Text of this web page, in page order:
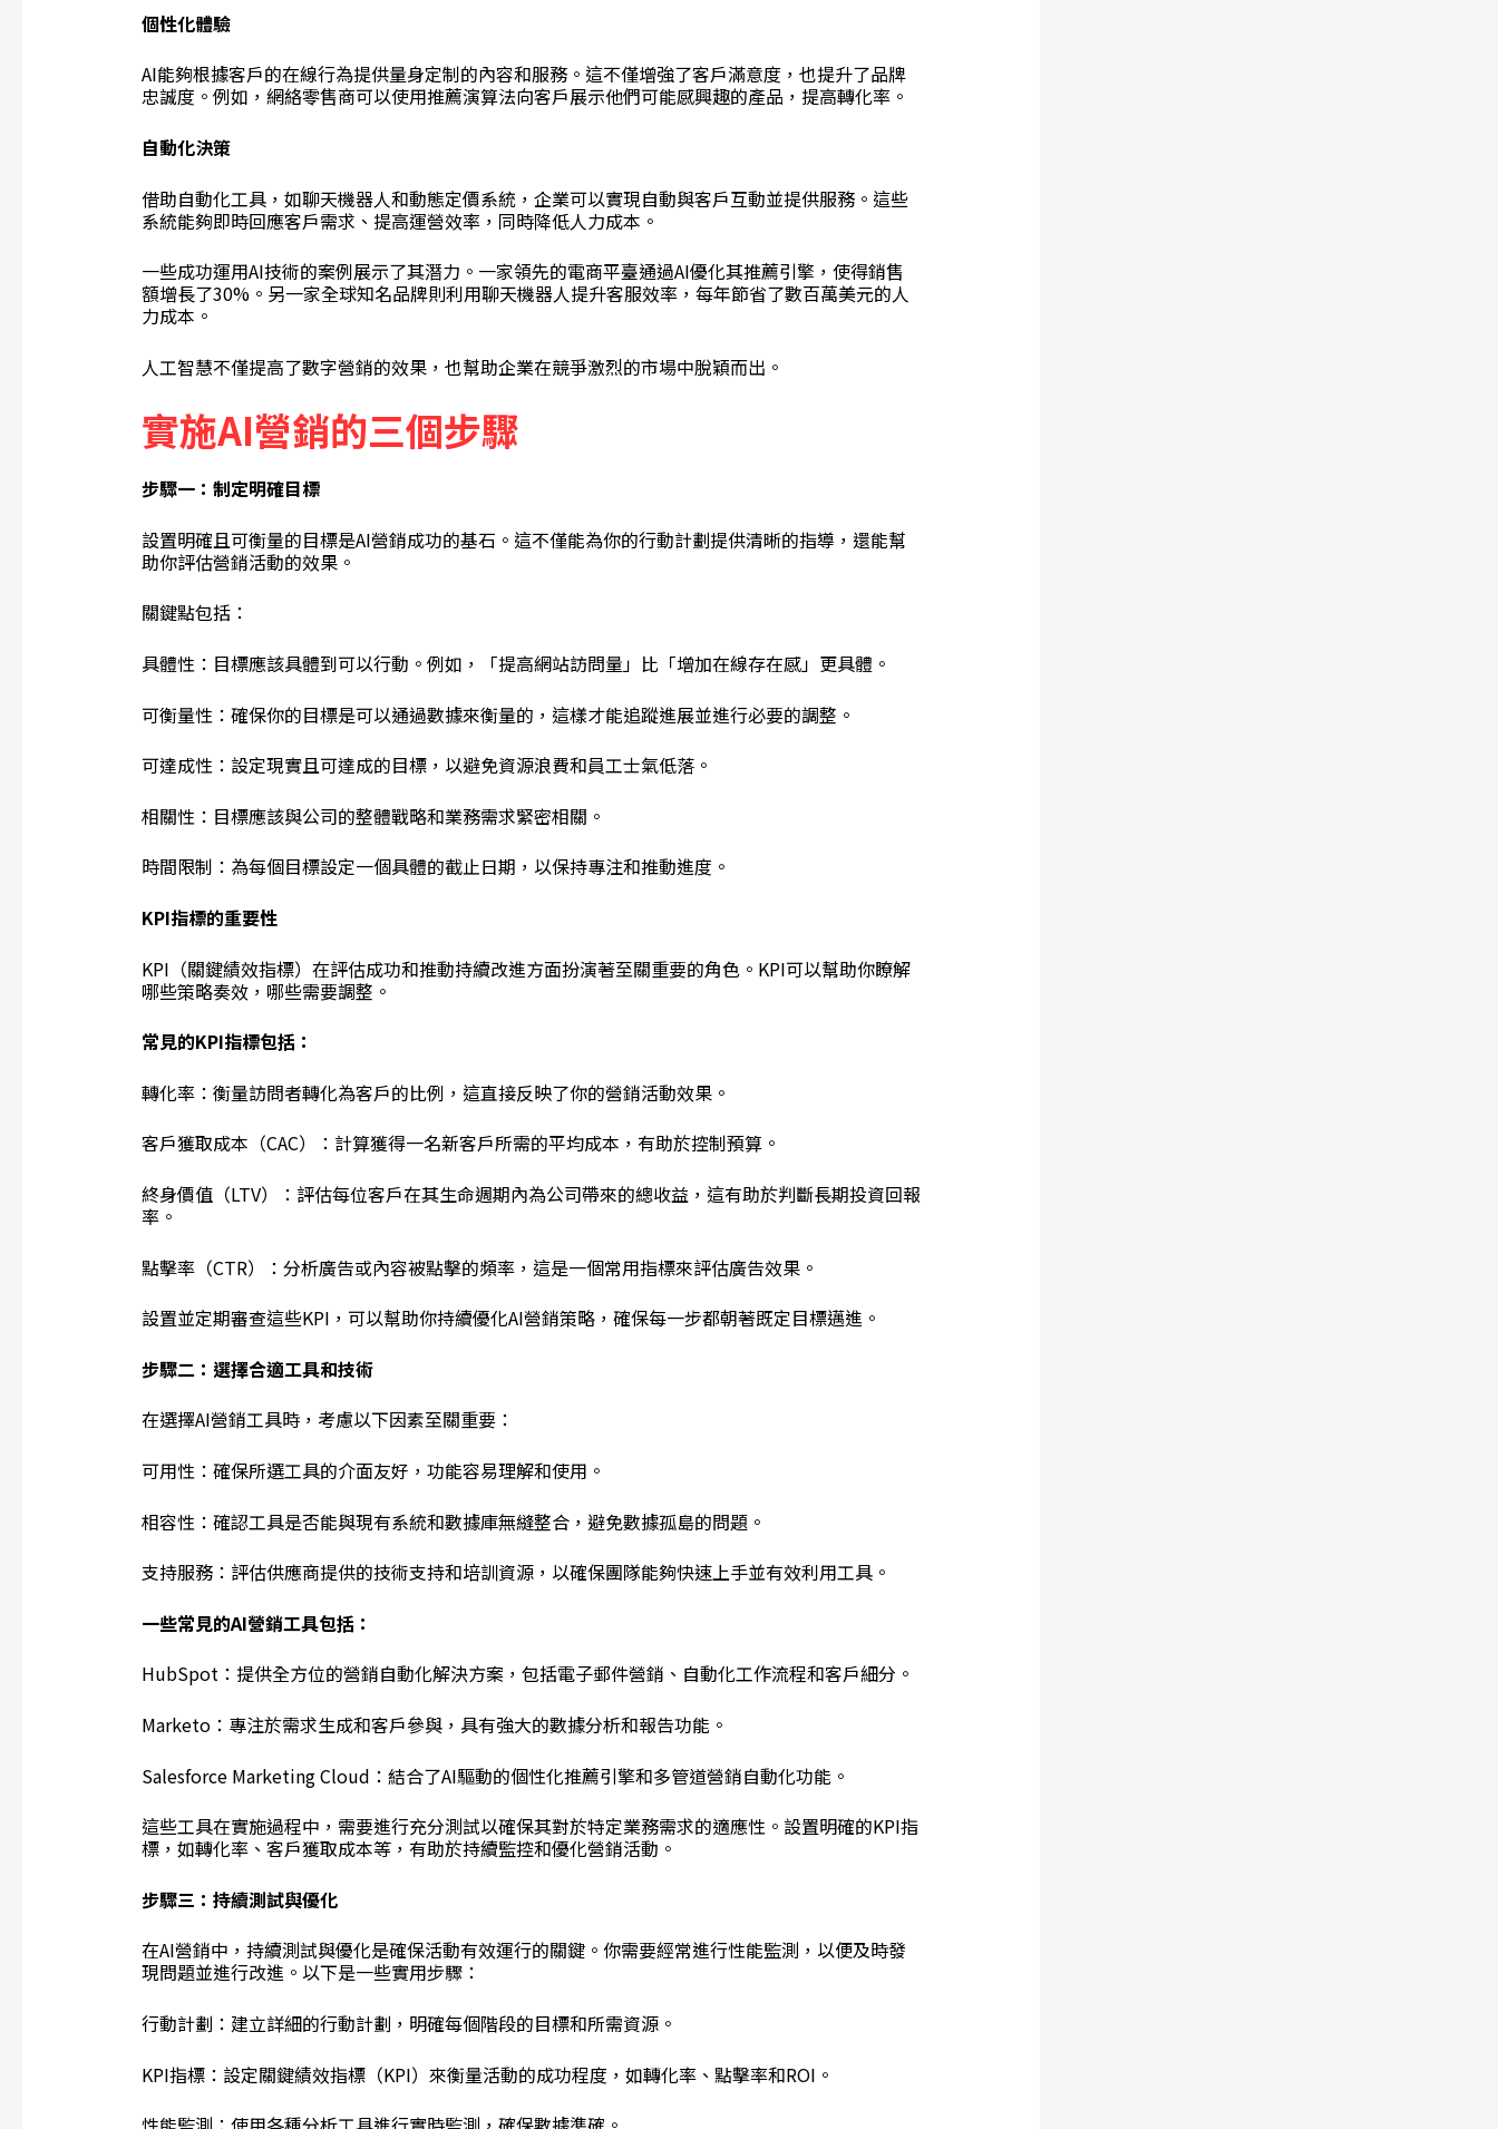
個性化體驗
AI能夠根據客戶的在線行為提供量身定制的內容和服務。這不僅增強了客戶滿意度，也提升了品牌
忠誠度。例如，網絡零售商可以使用推薦演算法向客戶展示他們可能感興趣的產品，提高轉化率。
自動化決策
借助自動化工具，如聊天機器人和動態定價系統，企業可以實現自動與客戶互動並提供服務。這些
系統能夠即時回應客戶需求、提高運營效率，同時降低人力成本。
一些成功運用AI技術的案例展示了其潛力。一家領先的電商平臺通過AI優化其推薦引擎，使得銷售
額增長了30%。另一家全球知名品牌則利用聊天機器人提升客服效率，每年節省了數百萬美元的人
力成本。
人工智慧不僅提高了數字營銷的效果，也幫助企業在競爭激烈的市場中脫穎而出。
實施AI營銷的三個步驟
步驟一：制定明確目標
設置明確且可衡量的目標是AI營銷成功的基石。這不僅能為你的行動計劃提供清晰的指導，還能幫
助你評估營銷活動的效果。
關鍵點包括：
具體性：目標應該具體到可以行動。例如，「提高網站訪問量」比「增加在線存在感」更具體。
可衡量性：確保你的目標是可以通過數據來衡量的，這樣才能追蹤進展並進行必要的調整。
可達成性：設定現實且可達成的目標，以避免資源浪費和員工士氣低落。
相關性：目標應該與公司的整體戰略和業務需求緊密相關。
時間限制：為每個目標設定一個具體的截止日期，以保持專注和推動進度。
KPI指標的重要性
KPI（關鍵績效指標）在評估成功和推動持續改進方面扮演著至關重要的角色。KPI可以幫助你瞭解
哪些策略奏效，哪些需要調整。
常見的KPI指標包括：
轉化率：衡量訪問者轉化為客戶的比例，這直接反映了你的營銷活動效果。
客戶獲取成本（CAC）：計算獲得一名新客戶所需的平均成本，有助於控制預算。
終身價值（LTV）：評估每位客戶在其生命週期內為公司帶來的總收益，這有助於判斷長期投資回報
率。
點擊率（CTR）：分析廣告或內容被點擊的頻率，這是一個常用指標來評估廣告效果。
設置並定期審查這些KPI，可以幫助你持續優化AI營銷策略，確保每一步都朝著既定目標邁進。
步驟二：選擇合適工具和技術
在選擇AI營銷工具時，考慮以下因素至關重要：
可用性：確保所選工具的介面友好，功能容易理解和使用。
相容性：確認工具是否能與現有系統和數據庫無縫整合，避免數據孤島的問題。
支持服務：評估供應商提供的技術支持和培訓資源，以確保團隊能夠快速上手並有效利用工具。
一些常見的AI營銷工具包括：
HubSpot：提供全方位的營銷自動化解決方案，包括電子郵件營銷、自動化工作流程和客戶細分。
Marketo：專注於需求生成和客戶參與，具有強大的數據分析和報告功能。
Salesforce Marketing Cloud：結合了AI驅動的個性化推薦引擎和多管道營銷自動化功能。
這些工具在實施過程中，需要進行充分測試以確保其對於特定業務需求的適應性。設置明確的KPI指
標，如轉化率、客戶獲取成本等，有助於持續監控和優化營銷活動。
步驟三：持續測試與優化
在AI營銷中，持續測試與優化是確保活動有效運行的關鍵。你需要經常進行性能監測，以便及時發
現問題並進行改進。以下是一些實用步驟：
行動計劃：建立詳細的行動計劃，明確每個階段的目標和所需資源。
KPI指標：設定關鍵績效指標（KPI）來衡量活動的成功程度，如轉化率、點擊率和ROI。